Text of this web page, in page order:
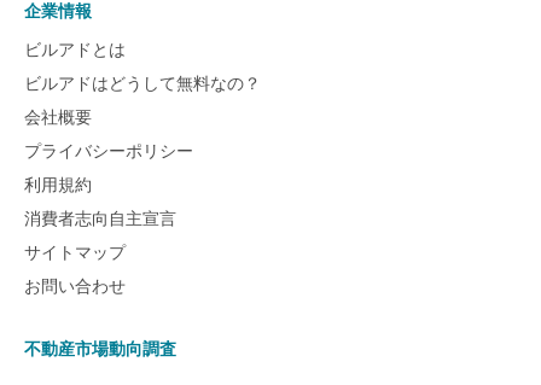
企業情報
ビルアドとは
ビルアドはどうして無料なの？
会社概要
プライバシーポリシー
利用規約
消費者志向自主宣言
サイトマップ
お問い合わせ
不動産市場動向調査